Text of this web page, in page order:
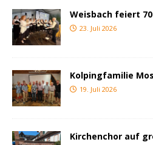
Weisbach feiert
23. Juli 2026
Kolpingfamilie
19. Juli 2026
Kirchenchor auf